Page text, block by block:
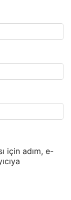
için adım, e-